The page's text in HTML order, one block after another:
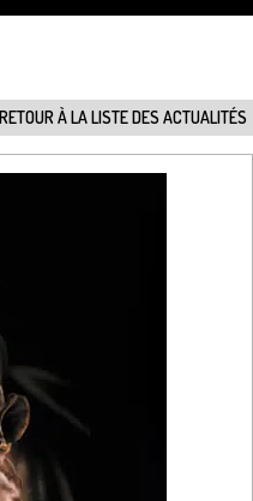
RETOUR À LA LISTE DES ACTUALITÉS